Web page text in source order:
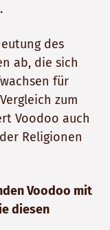
des
ab, die sich
für
zum
Voodoo auch
Religionen
Voodoo mit
diesen